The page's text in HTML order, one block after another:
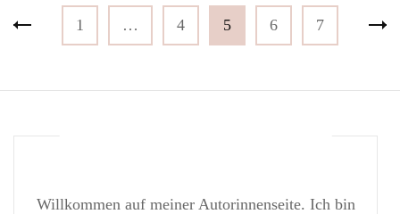
Seitennummerierung
Seite
1 … Seite
4 Seite
5 Seite
6 Seite
7
Willkommen auf meiner Autorinnenseite. Ich bin